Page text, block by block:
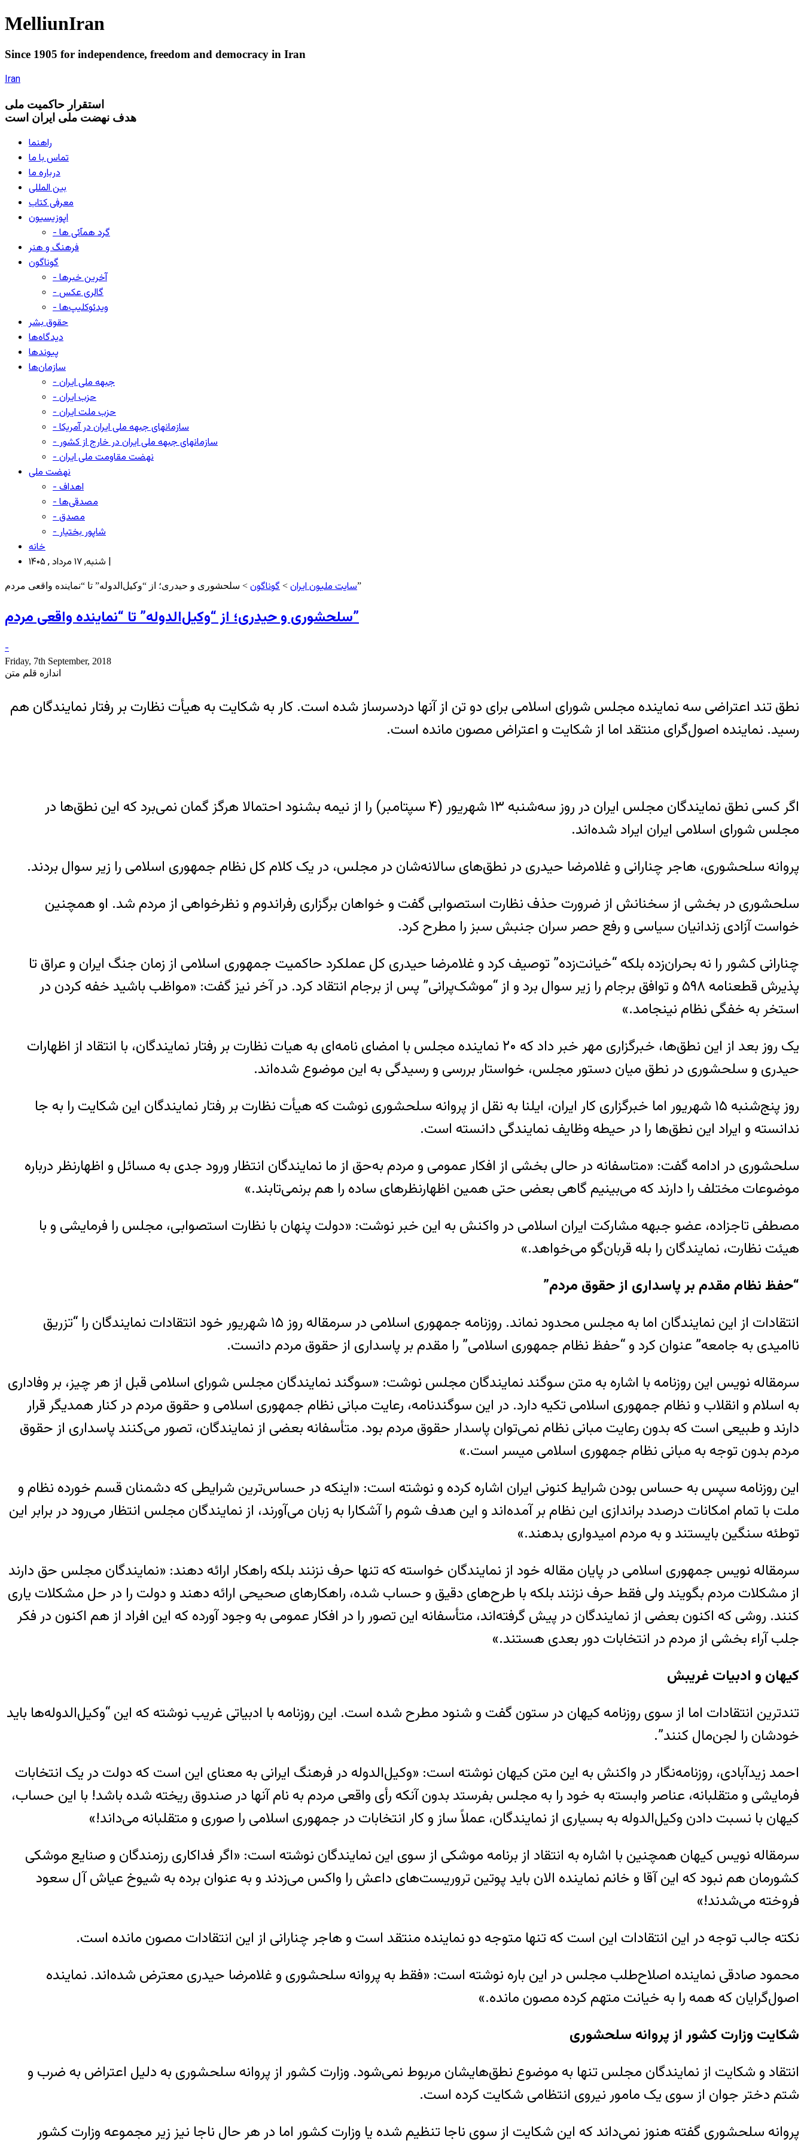
MelliunIran
Since 1905 for independence, freedom and democracy in Iran
Iran
استقرار حاکميت ملی
هدف نهضت ملی ایران است
راهنما
تماس با ما
درباره ما
بین المللی
معرفی کتاب
اپوزیسیون
- گرد همآئی ها
فرهنگ و هنر
گوناگون
- آخرین خبرها
- گالری عکس
- ویدئوکلیپ‌ها
حقوق بشر
دیدگاه‌ها
پیوندها
سازمان‌ها
- جبهه ملی ایران
- حزب ایران
- حزب ملت ایران
- سازمانهای جبهه ملی ایران در آمریکا
- سازمانهای جبهه ملی ایران در خارج از کشور
- نهضت مقاومت ملی ایران
نهضت ملی
- اهداف
- مصدقی‌ها
- مصدق
- شاپور بختیار
خانه
شنبه, ۱۷ مرداد , ۱۴۰۵ |
سایت ملیون ایران > گوناگون > سلحشوری و حیدری؛ از “وکیل‌الدوله” تا “نماینده واقعی مردم”
سلحشوری و حیدری؛ از “وکیل‌الدوله” تا “نماینده واقعی مردم”
-
Friday, 7th September, 2018
اندازه قلم متن
نطق تند اعتراضی سه نماینده مجلس شورای اسلامی برای دو تن از آنها دردسرساز شده است. کار به شکایت به هیأت نظارت بر رفتار نمایندگان هم
رسید. نماینده اصول‌گرای منتقد اما از شکایت و اعتراض مصون مانده است.
اگر کسی نطق نمایندگان مجلس ایران در روز سه‌شنبه ۱۳ شهریور (۴ سپتامبر) را از نیمه بشنود احتمالا هرگز گمان نمی‌برد که این نطق‌ها در
مجلس شورای اسلامی ایران ایراد شده‌اند.
پروانه سلحشوری، هاجر چنارانی و غلامرضا حیدری در نطق‌های سالانه‌شان در مجلس، در یک کلام کل نظام جمهوری اسلامی را زیر سوال بردند.
سلحشوری در بخشی از سخنانش از ضرورت حذف نظارت استصوابی گفت و خواهان برگزاری رفراندوم و نظرخواهی از مردم شد. او همچنین
خواست آزادی زندانیان سیاسی و رفع حصر سران جنبش سبز را مطرح کرد.
چنارانی کشور را نه بحران‌زده بلکه “خیانت‌زده” توصیف کرد و غلامرضا حیدری کل عملکرد حاکمیت جمهوری اسلامی از زمان جنگ ایران و عراق تا
پذیرش قطعنامه ۵۹۸ و توافق برجام را زیر سوال برد و از “موشک‌پرانی” پس از برجام انتقاد کرد. در آخر نیز گفت: «مواظب باشید خفه کردن در
استخر به خفگی نظام نینجامد.»
یک روز بعد از این نطق‌ها، خبرگزاری مهر خبر داد که ۲۰ نماینده مجلس با امضای نامه‌ای به هیات نظارت بر رفتار نمایندگان، با انتقاد از اظهارات
حیدری و سلحشوری در نطق میان دستور مجلس، خواستار بررسی و رسیدگی به این موضوع شده‌اند.
روز پنج‌شنبه ۱۵ شهریور اما خبرگزاری کار ایران، ایلنا به نقل از پروانه سلحشوری نوشت که هیأت نظارت بر رفتار نمایندگان این شکایت را به جا
ندانسته و ایراد این نطق‌ها را در حیطه وظایف نمایندگی دانسته است.
سلحشوری در ادامه گفت: «متاسفانه در حالی بخشی از افکار عمومی و مردم به‌حق از ما نمایندگان انتظار ورود جدی به مسائل و اظهارنظر درباره
موضوعات مختلف را دارند که می‌بینیم گاهی بعضی حتی همین اظهارنظرهای ساده را هم برنمی‌تابند.»
مصطفی تاجزاده، عضو جبهه مشارکت ایران اسلامی در واکنش به این خبر نوشت: «دولت پنهان با نظارت استصوابی، مجلس را فرمایشی و با
هیئت نظارت، نمایندگان را بله قربان‌گو می‌خواهد.»
“حفظ نظام مقدم بر پاسداری از حقوق مردم”
انتقادات از این نمایندگان اما به مجلس محدود نماند. روزنامه جمهوری اسلامی در سرمقاله روز ۱۵ شهریور خود انتقادات نمایندگان را “تزریق
ناامیدی به جامعه” عنوان کرد و “حفظ نظام جمهوری اسلامی” را مقدم بر پاسداری از حقوق مردم دانست.
سرمقاله نویس این روزنامه با اشاره به متن سوگند نمایندگان مجلس نوشت: «سوگند نمایندگان مجلس شورای اسلامی قبل از هر چیز، بر وفاداری
به اسلام و انقلاب و نظام جمهوری اسلامی تکیه دارد. در این سوگندنامه، رعایت مبانی نظام جمهوری اسلامی و حقوق مردم در کنار همدیگر قرار
دارند و طبیعی است که بدون رعایت مبانی نظام نمی‌توان پاسدار حقوق مردم بود. متأسفانه بعضی از نمایندگان، تصور می‌کنند پاسداری از حقوق
مردم بدون توجه به مبانی نظام جمهوری اسلامی میسر است.»
این روزنامه سپس به حساس بودن شرایط کنونی ایران اشاره کرده و نوشته است: «اینکه در حساس‌ترین شرایطی که دشمنان قسم خورده نظام و
ملت با تمام امکانات درصدد براندازی این نظام بر آمده‌اند و این هدف شوم را آشکارا به زبان می‌آورند، از نمایندگان مجلس انتظار می‌رود در برابر این
توطئه سنگین بایستند و به مردم امیدواری بدهند.»
سرمقاله نویس جمهوری اسلامی در پایان مقاله خود از نمایندگان خواسته که تنها حرف نزنند بلکه راهکار ارائه دهند: «نمایندگان مجلس حق دارند
از مشکلات مردم بگویند ولی فقط حرف نزنند بلکه با طرح‌های دقیق و حساب شده، راهکارهای صحیحی ارائه دهند و دولت را در حل مشکلات یاری
کنند. روشی که اکنون بعضی از نمایندگان در پیش گرفته‌اند، متأسفانه این تصور را در افکار عمومی به وجود آورده که این افراد از هم اکنون در فکر
جلب آراء بخشی از مردم در انتخابات دور بعدی هستند.»
کیهان و ادبیات غریبش
تندترین انتقادات اما از سوی روزنامه کیهان در ستون گفت و شنود مطرح شده است. این روزنامه با ادبیاتی غریب نوشته که این “وکیل‌الدوله‌ها باید
خودشان را لجن‌مال کنند”.
احمد زیدآبادی، روزنامه‌نگار در واکنش به این متن کیهان نوشته است: «وکیل‌الدوله در فرهنگ ایرانی به معنای این است که دولت در یک انتخابات
فرمایشی و متقلبانه، عناصر وابسته به خود را به مجلس بفرستد بدون آنکه رأی واقعی مردم به نام آنها در صندوق ریخته شده باشد! با این حساب،
کیهان با نسبت دادن وکیل‌الدوله به بسیاری از نمایندگان، عملاً ساز و کار انتخابات در جمهوری اسلامی را صوری و متقلبانه می‌داند!»
سرمقاله نویس کیهان همچنین با اشاره به انتقاد از برنامه موشکی از سوی این نمایندگان نوشته است: «اگر فداکاری رزمندگان و صنایع موشکی
کشورمان هم نبود که این آقا و خانم نماینده الان باید پوتین تروریست‌های داعش را واکس می‌زدند و به عنوان برده به شیوخ عیاش آل سعود
فروخته می‌شدند!»
نکته جالب توجه در این انتقادات این است که تنها متوجه دو نماینده منتقد است و هاجر چنارانی از این انتقادات مصون مانده است.
محمود صادقی نماینده اصلاح‌طلب مجلس در این باره نوشته است: «فقط به پروانه سلحشوری و غلامرضا حیدری معترض شده‌اند. نماینده
اصول‌گرایان که همه را به خیانت متهم کرده مصون مانده.»
شکایت وزارت کشور از پروانه سلحشوری
انتقاد و شکایت از نمایندگان مجلس تنها به موضوع نطق‌هایشان مربوط نمی‌شود. وزارت کشور از پروانه سلحشوری به دلیل اعتراض به ضرب و
شتم دختر جوان از سوی یک مامور نیروی انتظامی شکایت کرده است.
پروانه سلحشوری گفته هنوز نمی‌داند که این شکایت از سوی ناجا تنظیم شده یا وزارت کشور اما در هر حال ناجا نیز زیر مجموعه وزارت کشور